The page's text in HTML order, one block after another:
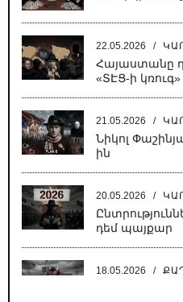
22.05.2026 /
Հայաստանը
«ՏԷՑ-ի կռուգ»
21.05.2026 /
Նիկոլ
ին
20.05.2026 /
դեմ պայքար
18.05.2026 /